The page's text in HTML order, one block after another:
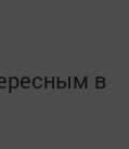
в